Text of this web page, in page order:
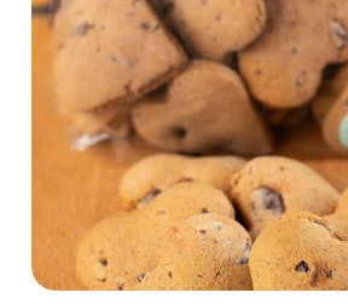
Do koszyka